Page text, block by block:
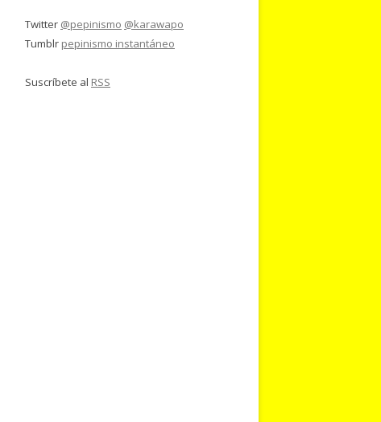
Twitter @pepinismo @karawapo
Tumblr pepinismo instantáneo
Suscríbete al RSS